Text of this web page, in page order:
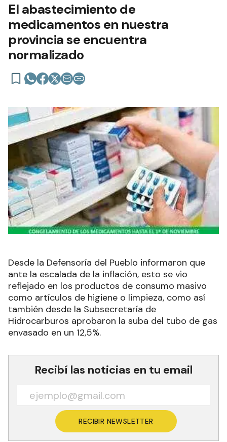
El abastecimiento de
medicamentos en nuestra
provincia se encuentra
normalizado
Desde la Defensoría del Pueblo informaron que
ante la escalada de la inflación, esto se vio
reflejado en los productos de consumo masivo
como artículos de higiene o limpieza, como así
también desde la Subsecretaría de
Hidrocarburos aprobaron la suba del tubo de gas
envasado en un 12,5%.
Recibí las noticias en tu email
RECIBIR NEWSLETTER